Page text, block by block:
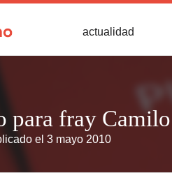
actualidad
para fray Camilo
el 3 mayo 2010